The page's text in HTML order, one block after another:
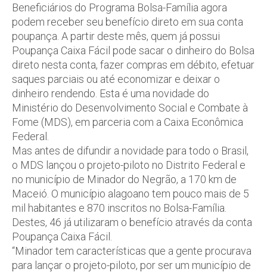
Beneficiários do Programa Bolsa-Família agora
podem receber seu benefício direto em sua conta
poupança. A partir deste mês, quem já possui
Poupança Caixa Fácil pode sacar o dinheiro do Bolsa
direto nesta conta, fazer compras em débito, efetuar
saques parciais ou até economizar e deixar o
dinheiro rendendo. Esta é uma novidade do
Ministério do Desenvolvimento Social e Combate à
Fome (MDS), em parceria com a Caixa Econômica
Federal.
Mas antes de difundir a novidade para todo o Brasil,
o MDS lançou o projeto-piloto no Distrito Federal e
no município de Minador do Negrão, a 170 km de
Maceió. O município alagoano tem pouco mais de 5
mil habitantes e 870 inscritos no Bolsa-Família.
Destes, 46 já utilizaram o benefício através da conta
Poupança Caixa Fácil.
“Minador tem características que a gente procurava
para lançar o projeto-piloto, por ser um município de